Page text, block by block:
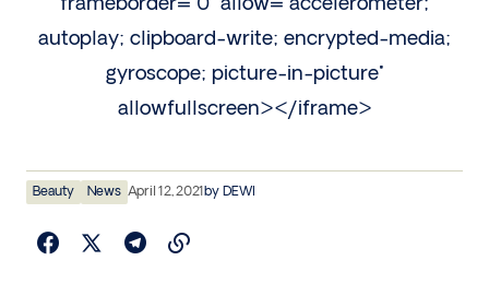
autoplay; clipboard-write; encrypted-media;
gyroscope; picture-in-picture"
allowfullscreen></iframe>
Beauty News April 12, 2021by DEWI